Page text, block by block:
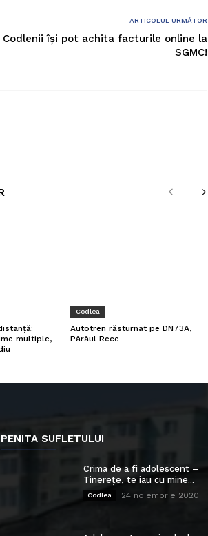
ARTICOLUL URMĂTOR
Codlenii își pot achita facturile online la
SGMC!
multiple,
Codlea
Autotren răsturnat pe DN73A,
Pârâul Rece
PENITA SUFLETULUI
Crima de a fi adolescent –
Tinerețe, te iau cu mine...
Codlea 24 noiembrie 2020